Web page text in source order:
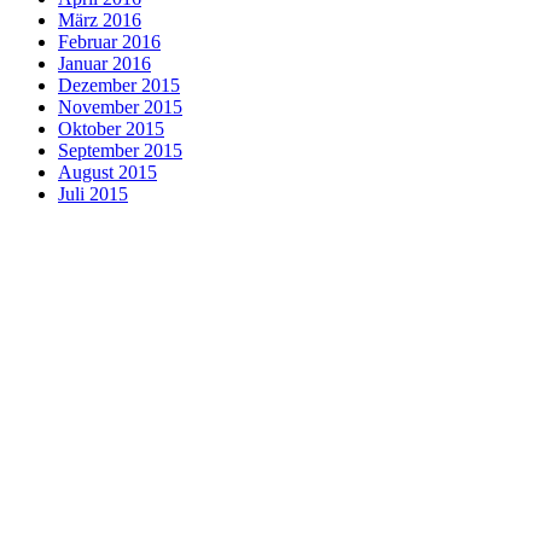
März 2016
Februar 2016
Januar 2016
Dezember 2015
November 2015
Oktober 2015
September 2015
August 2015
Juli 2015